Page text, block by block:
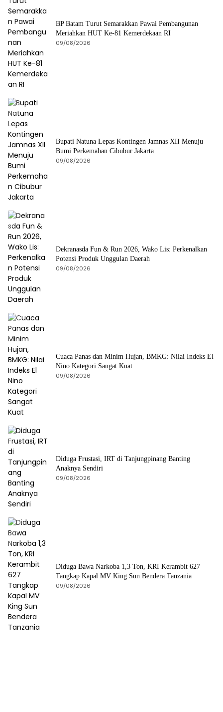
BP Batam Turut Semarakkan Pawai Pembangunan
Meriahkan HUT Ke-81 Kemerdekaan RI
09/08/2026
Bupati Natuna Lepas Kontingen Jamnas XII Menuju
Bumi Perkemahan Cibubur Jakarta
09/08/2026
Dekranasda Fun & Run 2026, Wako Lis: Perkenalkan
Potensi Produk Unggulan Daerah
09/08/2026
Cuaca Panas dan Minim Hujan, BMKG: Nilai Indeks El
Nino Kategori Sangat Kuat
09/08/2026
Diduga Frustasi, IRT di Tanjungpinang Banting
Anaknya Sendiri
09/08/2026
Diduga Bawa Narkoba 1,3 Ton, KRI Kerambit 627
Tangkap Kapal MV King Sun Bendera Tanzania
09/08/2026